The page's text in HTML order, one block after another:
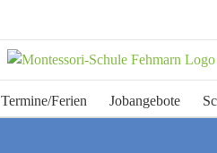
Termine/Ferien Jobangebote